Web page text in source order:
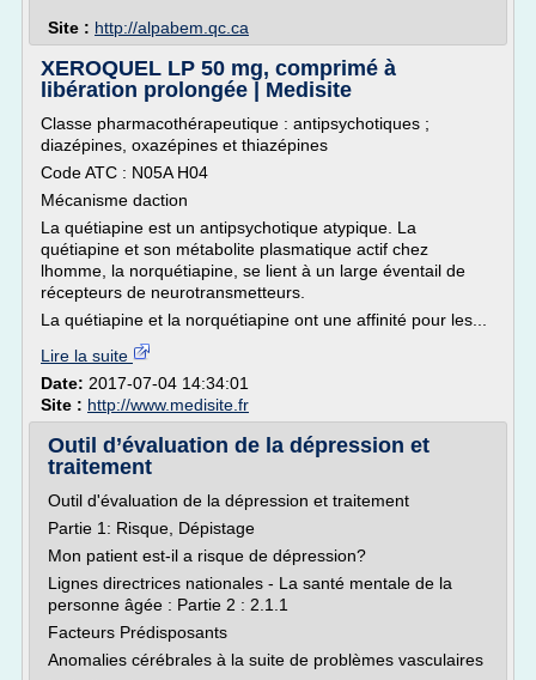
Site : http://alpabem.qc.ca
XEROQUEL LP 50 mg, comprimé à
libération prolongée | Medisite
Classe pharmacothérapeutique : antipsychotiques ;
diazépines, oxazépines et thiazépines
Code ATC : N05A H04
Mécanisme daction
La quétiapine est un antipsychotique atypique. La
quétiapine et son métabolite plasmatique actif chez
lhomme, la norquétiapine, se lient à un large éventail de
récepteurs de neurotransmetteurs.
La quétiapine et la norquétiapine ont une affinité pour les...
Lire la suite
Date: 2017-07-04 14:34:01
Site : http://www.medisite.fr
Outil d’évaluation de la dépression et
traitement
Outil d'évaluation de la dépression et traitement
Partie 1: Risque, Dépistage
Mon patient est-il a risque de dépression?
Lignes directrices nationales - La santé mentale de la
personne âgée : Partie 2 : 2.1.1
Facteurs Prédisposants
Anomalies cérébrales à la suite de problèmes vasculaires